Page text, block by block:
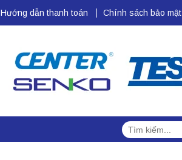
Hướng dẫn thanh toán Chính sách bảo mật
Tìm
kiếm: